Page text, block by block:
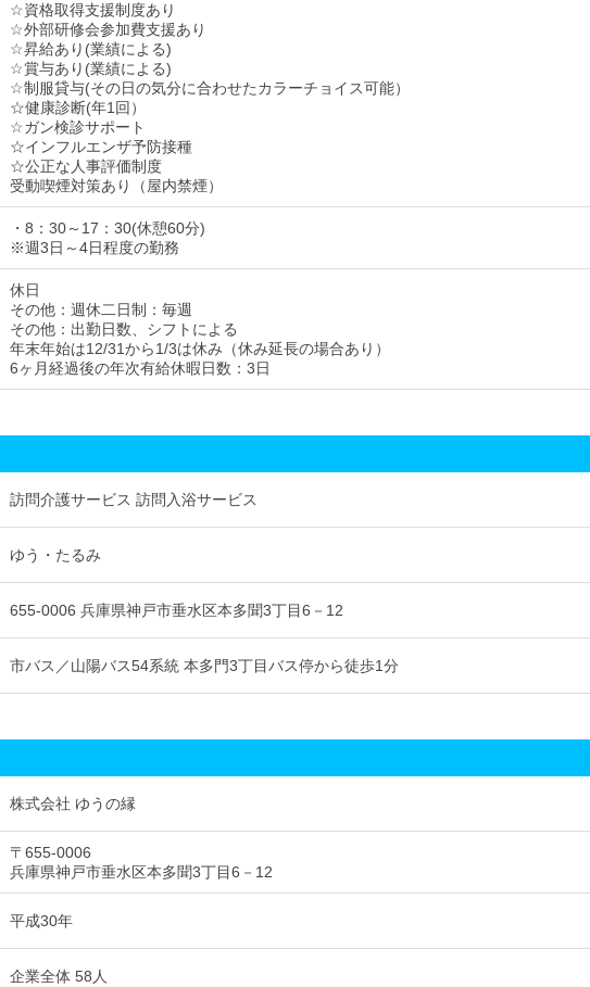
☆資格取得支援制度あり
☆外部研修会参加費支援あり
☆昇給あり(業績による)
☆賞与あり(業績による)
☆制服貸与(その日の気分に合わせたカラーチョイス可能）
☆健康診断(年1回）
☆ガン検診サポート
☆インフルエンザ予防接種
☆公正な人事評価制度
受動喫煙対策あり（屋内禁煙）
・8：30～17：30(休憩60分)
※週3日～4日程度の勤務
休日
その他：週休二日制：毎週
その他：出勤日数、シフトによる
年末年始は12/31から1/3は休み（休み延長の場合あり）
6ヶ月経過後の年次有給休暇日数：3日
訪問介護サービス 訪問入浴サービス
ゆう・たるみ
655-0006 兵庫県神戸市垂水区本多聞3丁目6－12
市バス／山陽バス54系統 本多門3丁目バス停から徒歩1分
株式会社 ゆうの縁
〒655-0006
兵庫県神戸市垂水区本多聞3丁目6－12
平成30年
企業全体 58人